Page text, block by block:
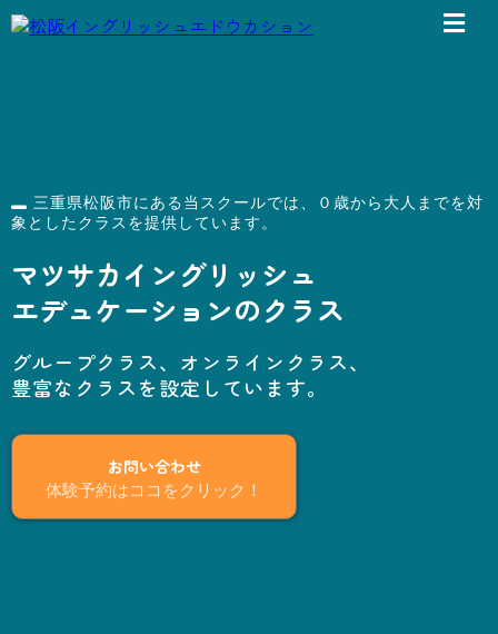
三重県松阪市にある当スクールでは、０歳から大人までを対
象としたクラスを提供しています。
マツサカイングリッシュ
エデュケーションのクラス
グループクラス、オンラインクラス、
豊富なクラスを設定しています。
お問い合わせ
体験予約はココをクリック！